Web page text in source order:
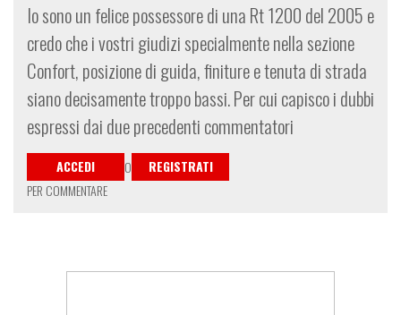
Io sono un felice possessore di una Rt 1200 del 2005 e
credo che i vostri giudizi specialmente nella sezione
Confort, posizione di guida, finiture e tenuta di strada
siano decisamente troppo bassi. Per cui capisco i dubbi
espressi dai due precedenti commentatori
ACCEDI O
REGISTRATI
PER COMMENTARE